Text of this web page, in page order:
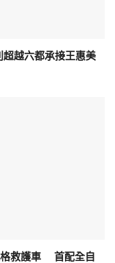
越六都承接王惠美
格救護車 首配全自